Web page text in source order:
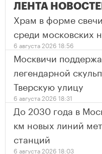
ЛЕНТА
Храм в форме
среди московских
6 августа 2026 18:56
Москвичи
легендарной
Тверскую улицу
6 августа 2026 18:31
До 2030 года в
км новых линий
станций
6 августа 2026 18:03